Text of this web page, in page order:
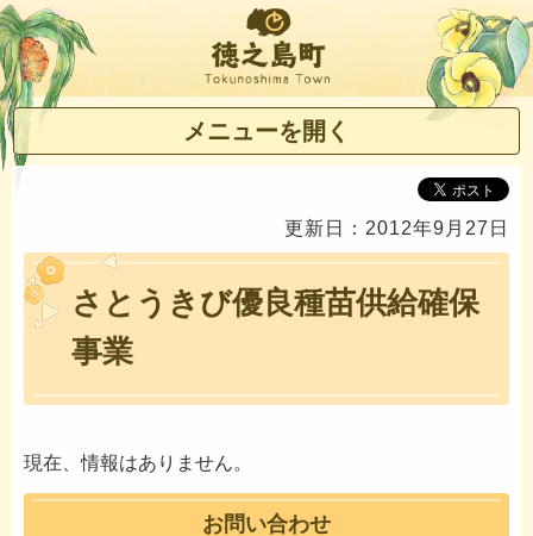
徳之島町
メニューを開く
更新日：2012年9月27日
さとうきび優良種苗供給確保
事業
現在、情報はありません。
お問い合わせ